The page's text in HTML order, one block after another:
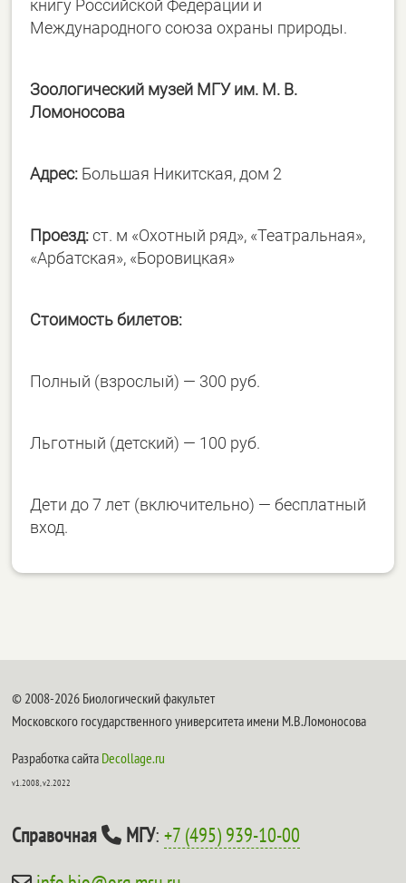
книгу Российской Федерации и
Международного союза охраны природы.
Зоологический музей МГУ им. М. В.
Ломоносова
Адрес: Большая Никитская, дом 2
Проезд:ст. м «Охотный ряд», «Театральная»,
«Арбатская», «Боровицкая»
Стоимость билетов:
Полный (взрослый) — 300 руб.
Льготный (детский) — 100 руб.
Дети до 7 лет (включительно) — бесплатный
вход.
© 2008-2026 Биологический факультет
Московского государственного университета имени М.В.Ломоносова
Разработка сайта Decollage.ru
v1.2008, v2.2022
Справочная МГУ:+7 (495) 939-10-00